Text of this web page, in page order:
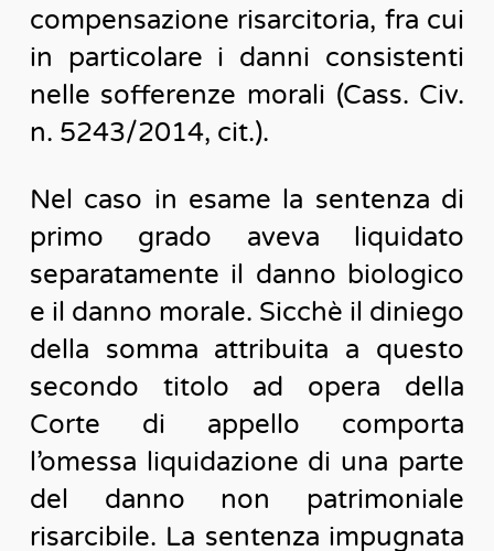
compensazione risarcitoria, fra cui
in particolare i danni consistenti
nelle sofferenze morali (Cass. Civ.
n. 5243/2014, cit.).
Nel caso in esame la sentenza di
primo grado aveva liquidato
separatamente il danno biologico
e il danno morale. Sicchè il diniego
della somma attribuita a questo
secondo titolo ad opera della
Corte di appello comporta
l’omessa liquidazione di una parte
del danno non patrimoniale
risarcibile. La sentenza impugnata